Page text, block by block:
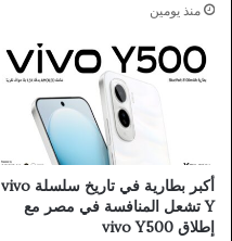
منذ يومين
أكبر بطارية في تاريخ سلسلة vivo
Y تشعل المنافسة في مصر مع
إطلاق vivo Y500